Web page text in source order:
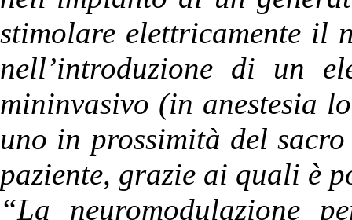
stimolare elettricamente il
nell’introduzione di un
mininvasivo (in anestesia
uno in prossimità del
paziente, grazie ai quali è
“La neuromodulazione